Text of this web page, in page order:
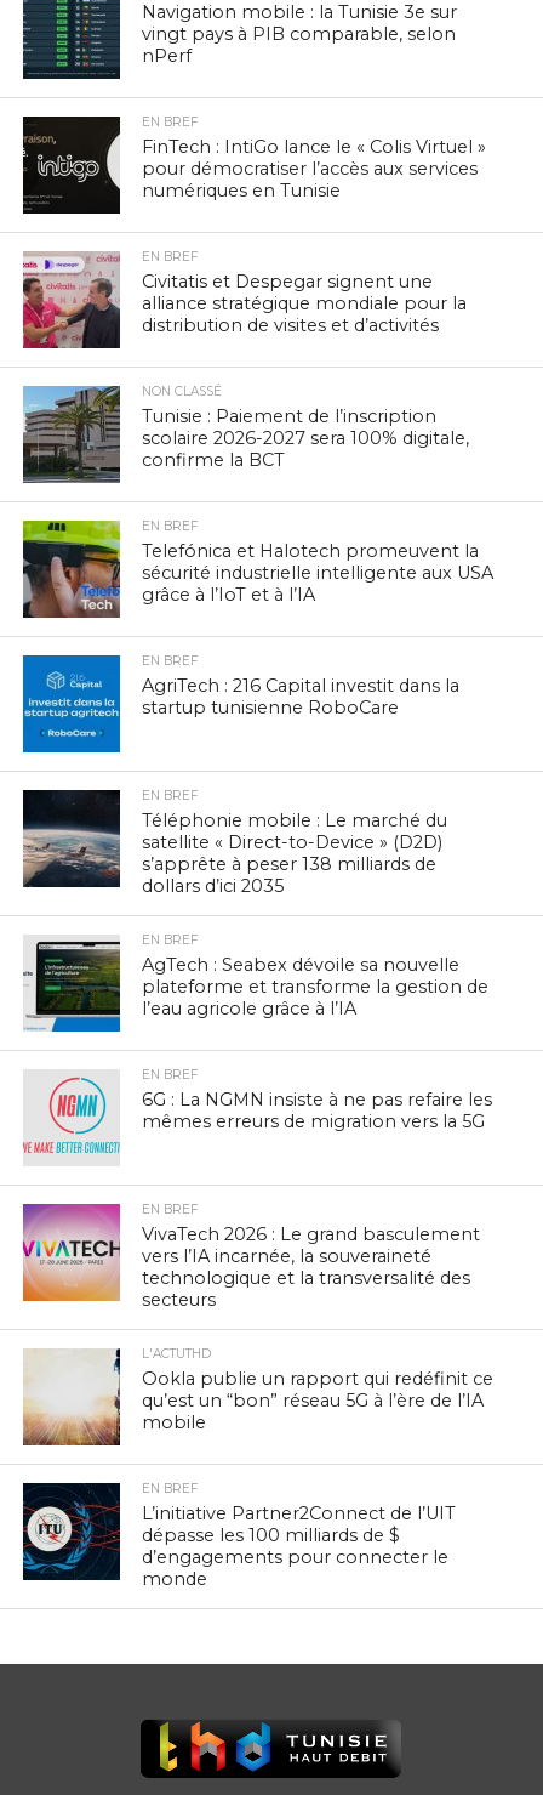
Navigation mobile : la Tunisie 3e sur
vingt pays à PIB comparable, selon
nPerf
EN BREF
FinTech : IntiGo lance le « Colis Virtuel »
pour démocratiser l’accès aux services
numériques en Tunisie
EN BREF
Civitatis et Despegar signent une
alliance stratégique mondiale pour la
distribution de visites et d’activités
NON CLASSÉ
Tunisie : Paiement de l’inscription
scolaire 2026-2027 sera 100% digitale,
confirme la BCT
EN BREF
Telefónica et Halotech promeuvent la
sécurité industrielle intelligente aux USA
grâce à l’IoT et à l’IA
EN BREF
AgriTech : 216 Capital investit dans la
startup tunisienne RoboCare
EN BREF
Téléphonie mobile : Le marché du
satellite « Direct-to-Device » (D2D)
s’apprête à peser 138 milliards de
dollars d’ici 2035
EN BREF
AgTech : Seabex dévoile sa nouvelle
plateforme et transforme la gestion de
l’eau agricole grâce à l’IA
EN BREF
6G : La NGMN insiste à ne pas refaire les
mêmes erreurs de migration vers la 5G
EN BREF
VivaTech 2026 : Le grand basculement
vers l’IA incarnée, la souveraineté
technologique et la transversalité des
secteurs
L'ACTUTHD
Ookla publie un rapport qui redéfinit ce
qu’est un “bon” réseau 5G à l’ère de l’IA
mobile
EN BREF
L’initiative Partner2Connect de l’UIT
dépasse les 100 milliards de $
d’engagements pour connecter le
monde